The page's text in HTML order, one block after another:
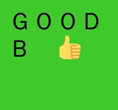
ＧＯＯ
Ｂ